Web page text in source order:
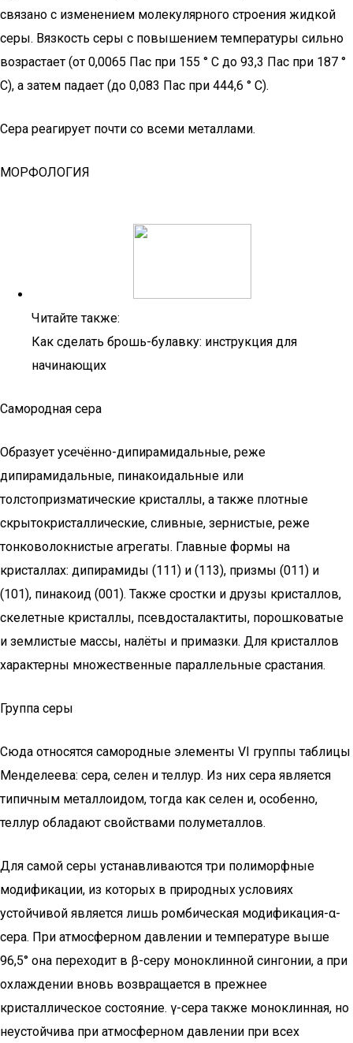
связано с изменением молекулярного строения жидкой
серы. Вязкость серы с повышением температуры сильно
возрастает (от 0,0065 Пас при 155 ° C до 93,3 Пас при 187 °
C), а затем падает (до 0,083 Пас при 444,6 ° C).
Сера реагирует почти со всеми металлами.
МОРФОЛОГИЯ
Читайте также:
Как сделать брошь-булавку: инструкция для
начинающих
Самородная сера
Образует усечённо-дипирамидальные, реже
дипирамидальные, пинакоидальные или
толстопризматические кристаллы, а также плотные
скрытокристаллические, сливные, зернистые, реже
тонковолокнистые агрегаты. Главные формы на
кристаллах: дипирамиды (111) и (113), призмы (011) и
(101), пинакоид (001). Также сростки и друзы кристаллов,
скелетные кристаллы, псевдосталактиты, порошковатые
и землистые массы, налёты и примазки. Для кристаллов
характерны множественные параллельные срастания.
Группа серы
Сюда относятся самородные элементы VI группы таблицы
Менделеева: сера, селен и теллур. Из них сера является
типичным металлоидом, тогда как селен и, особенно,
теллур обладают свойствами полуметаллов.
Для самой серы устанавливаются три полиморфные
модификации, из которых в природных условиях
устойчивой является лишь ромбическая модификация-α-
сера. При атмосферном давлении и температуре выше
96,5° она переходит в β-серу моноклинной сингонии, а при
охлаждении вновь возвращается в прежнее
кристаллическое состояние. γ-сера также моноклинная, но
неустойчива при атмосферном давлении при всех